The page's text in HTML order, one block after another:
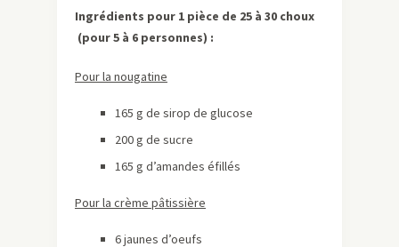
Ingrédients pour 1 pièce de 25 à 30 choux
(pour 5 à 6 personnes) :
Pour la nougatine
165 g de sirop de glucose
200 g de sucre
165 g d’amandes éfillés
Pour la crème pâtissière
6 jaunes d’oeufs